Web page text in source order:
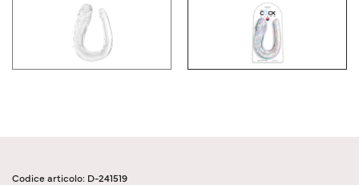
Codice articolo: D-241519